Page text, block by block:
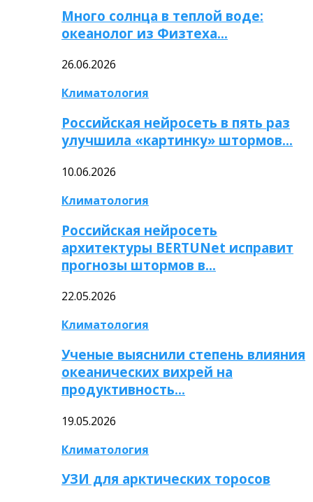
Много солнца в теплой воде:
океанолог из Физтеха…
26.06.2026
Климатология
Российская нейросеть в пять раз
улучшила «картинку» штормов…
10.06.2026
Климатология
Российская нейросеть
архитектуры BERTUNet исправит
прогнозы штормов в…
22.05.2026
Климатология
Ученые выяснили степень влияния
океанических вихрей на
продуктивность…
19.05.2026
Климатология
УЗИ для арктических торосов